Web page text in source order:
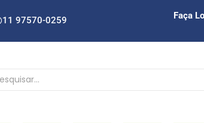
11 97570-0259 Faça